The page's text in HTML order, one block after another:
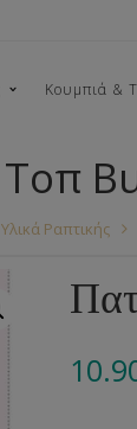
Εξαρτήματα
Κουμπιά &
Υλικά Ραπτικής